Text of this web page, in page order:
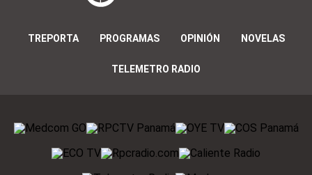
TREPORTA PROGRAMAS OPINIÓN NOVELAS
TELEMETRO RADIO